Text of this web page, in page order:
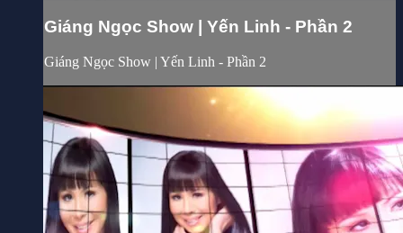
Giáng Ngọc Show | Yến Linh - Phần 2
Giáng Ngọc Show | Yến Linh - Phần 2